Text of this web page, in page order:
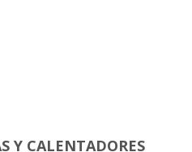
Y CALENTADORES